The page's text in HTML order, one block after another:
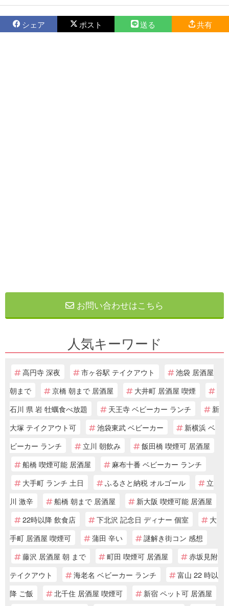
シェア ポスト 送る 共有
お問い合わせはこちら
人気キーワード
高円寺 深夜 市ヶ谷駅 テイクアウト
池袋 居酒屋
朝まで
京橋 朝まで 居酒屋
大井町 居酒屋 喫煙
石川 県 岩 牡蠣食べ放題
天王寺 ベビーカー ランチ
新
大塚 テイクアウト可
池袋東武 ベビーカー
新横浜 ベ
ビーカー ランチ
立川 朝飲み
飯田橋 喫煙可 居酒屋
船橋 喫煙可能 居酒屋
麻布十番 ベビーカー ランチ
大手町 ランチ 土日
ふるさと納税 オルゴール
立
川 激辛
船橋 朝まで 居酒屋
新大阪 喫煙可能 居酒屋
22時以降 飲食店
下北沢 記念日 ディナー 個室
大
手町 居酒屋 喫煙可
蒲田 辛い
謎解き街コン 感想
藤沢 居酒屋 朝 まで
町田 喫煙可 居酒屋
赤坂見附
テイクアウト
海老名 ベビーカー ランチ
富山 22 時以
降 ご飯
北千住 居酒屋 喫煙可 新宿 ペット可 居酒屋